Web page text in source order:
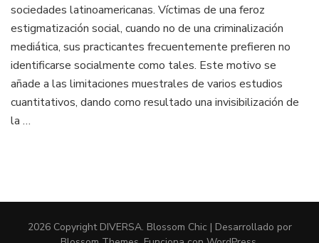
sociedades latinoamericanas. Víctimas de una feroz
estigmatización social, cuando no de una criminalización
mediática, sus practicantes frecuentemente prefieren no
identificarse socialmente como tales. Este motivo se
añade a las limitaciones muestrales de varios estudios
cuantitativos, dando como resultado una invisibilización de
la …
2026 Copyright DIVERSA. Blossom Chic | Desarrollado por